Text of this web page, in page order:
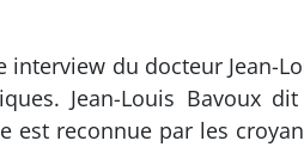
du docteur Jean-
Jean-Louis Bavoux
est reconnue par les